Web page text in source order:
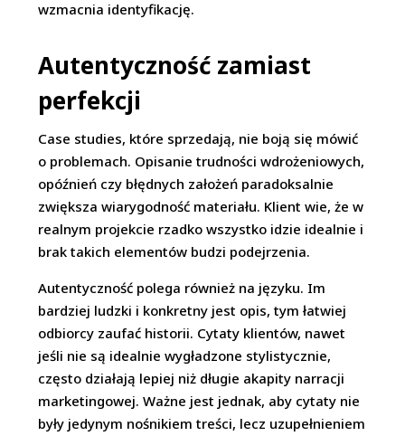
wzmacnia identyfikację.
Autentyczność zamiast
perfekcji
Case studies, które sprzedają, nie boją się mówić
o problemach. Opisanie trudności wdrożeniowych,
opóźnień czy błędnych założeń paradoksalnie
zwiększa wiarygodność materiału. Klient wie, że w
realnym projekcie rzadko wszystko idzie idealnie i
brak takich elementów budzi podejrzenia.
Autentyczność polega również na języku. Im
bardziej ludzki i konkretny jest opis, tym łatwiej
odbiorcy zaufać historii. Cytaty klientów, nawet
jeśli nie są idealnie wygładzone stylistycznie,
często działają lepiej niż długie akapity narracji
marketingowej. Ważne jest jednak, aby cytaty nie
były jedynym nośnikiem treści, lecz uzupełnieniem